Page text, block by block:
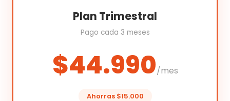
Plan Trimestral
Pago cada 3 meses
$44.990/mes
Ahorras $15.000